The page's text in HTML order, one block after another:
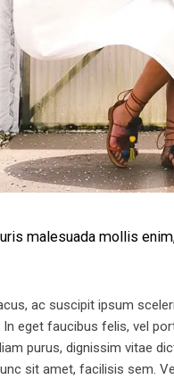
malesuada mollis
ac suscipit ipsum
eget faucibus felis, vel
purus, dignissim vitae
sit amet, facilisis sem.